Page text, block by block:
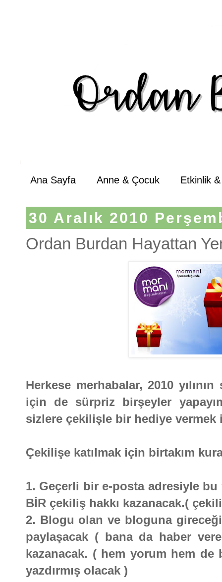
Ana Sayfa Anne & Çocuk Etkinlik
30 Aralık 2010
Ordan Burdan Hayattan
Herkese merhabalar, 2010
için de sürpriz birşeyler
sizlere çekilişle bir hediye vermek
Çekilişe katılmak için birtakım
1. Geçerli bir e-posta adresiyle bu
BİR çekiliş hakkı kazanacak.(
2. Blogu olan ve bloguna
paylaşacak ( bana da haber
kazanacak. ( hem yorum hem
yazdırmış olacak )